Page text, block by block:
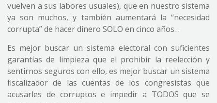
vuelven a sus labores usuales), que en nuestro sistema
ya son muchos, y también aumentará la “necesidad
corrupta” de hacer dinero SOLO en cinco años…
Es mejor buscar un sistema electoral con suficientes
garantías de limpieza que el prohibir la reelección y
sentirnos seguros con ello, es mejor buscar un sistema
fiscalizador de las cuentas de los congresistas que
acusarles de corruptos e impedir a TODOS que se